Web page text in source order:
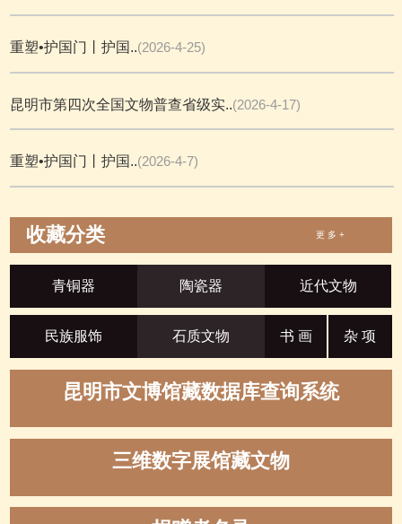
重塑•护国门丨护国..(2026-4-25)
昆明市第四次全国文物普查省级实..(2026-4-17)
重塑•护国门丨护国..(2026-4-7)
收藏分类 更 多 +
青铜器 陶瓷器 近代文物
民族服饰 石质文物 书 画 杂 项
昆明市文博馆藏数据库查询系统
三维数字展馆藏文物